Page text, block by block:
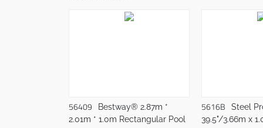
56409
Bestway® 2.87m *
2.01m * 1.0m Rectangular Pool
5616B
Steel
39.5"/3.66m x